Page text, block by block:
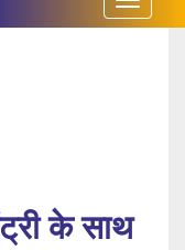
के साथ